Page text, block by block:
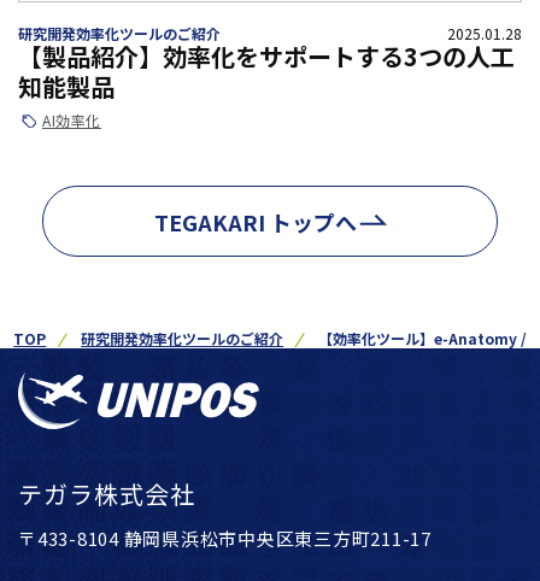
研究開発効率化ツールのご紹介 2025.01.28
【製品紹介】効率化をサポートする3つの人工
知能製品
AI効率化
TEGAKARI トップへ
TOP 研究開発効率化ツールのご紹介 【効率化ツール】e-Anatomy /
テガラ株式会社
〒433-8104 静岡県浜松市中央区東三方町211-17